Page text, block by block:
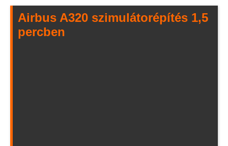
Airbus A320 szimulátorépítés 1,5
percben